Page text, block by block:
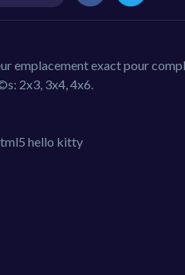
emplacement exact pour
2x3, 3x4, 4x6.
hello kitty